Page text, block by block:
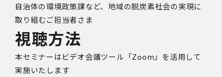
自治体の環境政策課など、地域の脱炭素社会の実現に
取り組むご担当者さま
視聴方法
本セミナーはビデオ会議ツール「Zoom」を活用して
実施いたします